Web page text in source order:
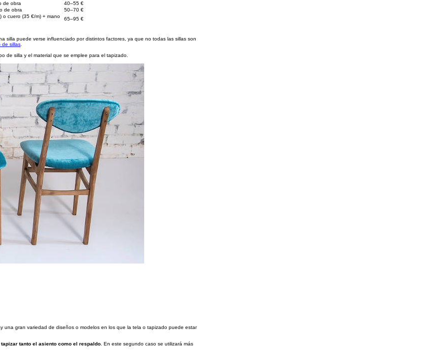
de obra
40–55 €
de obra
50–70 €
o cuero (35 €/m) + mano
65–95 €
silla puede verse influenciado por distintos factores, ya que no todas las sillas son
de sillas
de silla y el material que se emplee para el tapizado.
una gran variedad de diseños o modelos en los que la tela o tapizado puede estar
tapizar tanto el asiento como el respaldo . En este segundo caso se utilizará más